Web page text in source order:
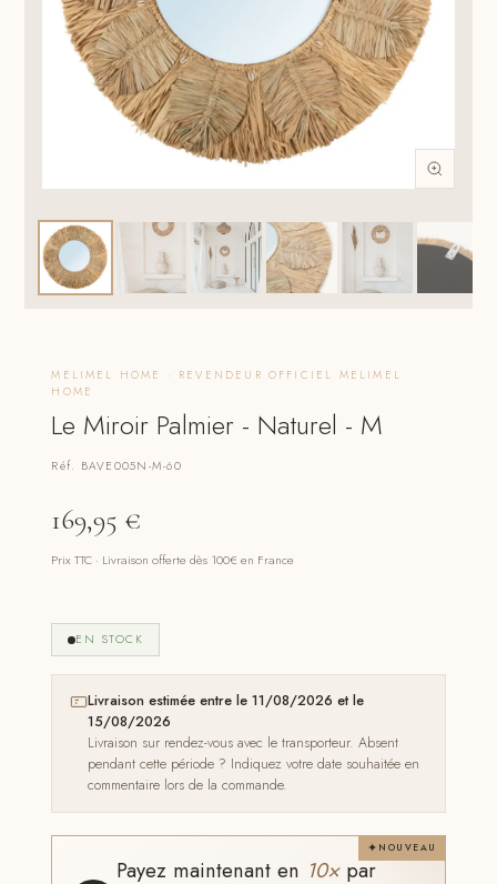
MELIMEL HOME · REVENDEUR OFFICIEL MELIMEL
HOME
Le Miroir Palmier - Naturel - M
Réf. BAVE005N-M-60
169,95 €
Prix TTC · Livraison offerte dès 100€ en France
EN STOCK
Livraison estimée entre le 11/08/2026 et le
15/08/2026
Livraison sur rendez-vous avec le transporteur. Absent
pendant cette période ? Indiquez votre date souhaitée en
commentaire lors de la commande.
NOUVEAU
Payez maintenant en 10×par